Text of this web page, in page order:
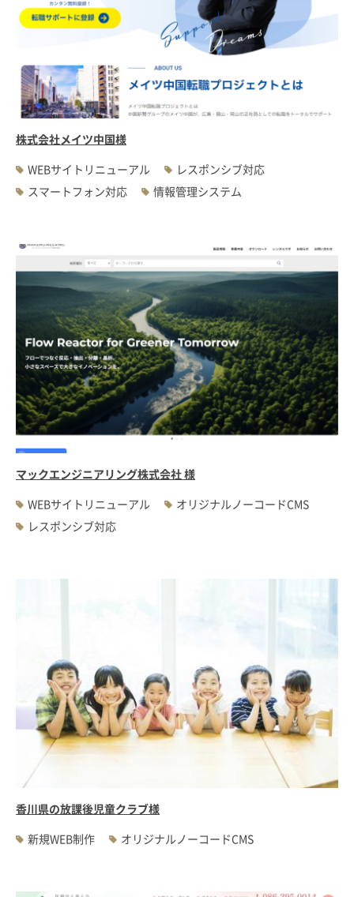
株式会社メイツ中国様
WEBサイトリニューアル
レスポンシブ対応
スマートフォン対応
情報管理システム
マックエンジニアリング株式会社 様
WEBサイトリニューアル
オリジナルノーコードCMS
レスポンシブ対応
香川県の放課後児童クラブ様
新規WEB制作
オリジナルノーコードCMS